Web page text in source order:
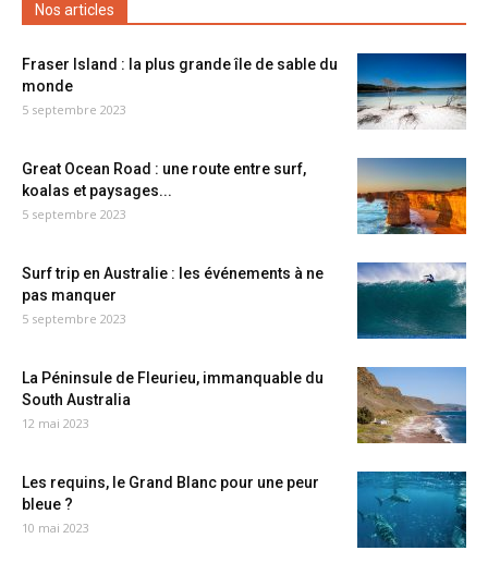
Nos articles
Fraser Island : la plus grande île de sable du
monde
5 septembre 2023
Great Ocean Road : une route entre surf,
koalas et paysages...
5 septembre 2023
Surf trip en Australie : les événements à ne
pas manquer
5 septembre 2023
La Péninsule de Fleurieu, immanquable du
South Australia
12 mai 2023
Les requins, le Grand Blanc pour une peur
bleue ?
10 mai 2023